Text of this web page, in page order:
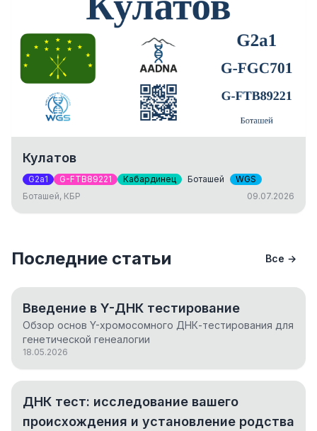
Кулатов
G2a1 G-FTB89221 Кабардинец Боташей
WGS
Боташей, КБР
09.07.2026
Последние статьи Все →
Введение в Y-ДНК тестирование
Обзор основ Y-хромосомного ДНК-тестирования для
генетической генеалогии
18.05.2026
ДНК тест: исследование вашего
происхождения и установление родства